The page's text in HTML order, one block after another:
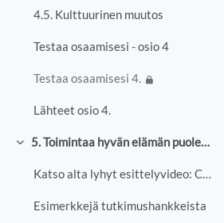
4.5. Kulttuurinen muutos
Testaa osaamisesi - osio 4
Testaa osaamisesi 4.
Lähteet osio 4.
Tiivistä
5. Toimintaa hyvän elämän puolesta
Katso alta lyhyt esittelyvideo: Cannot display thi...
Esimerkkejä tutkimushankkeista